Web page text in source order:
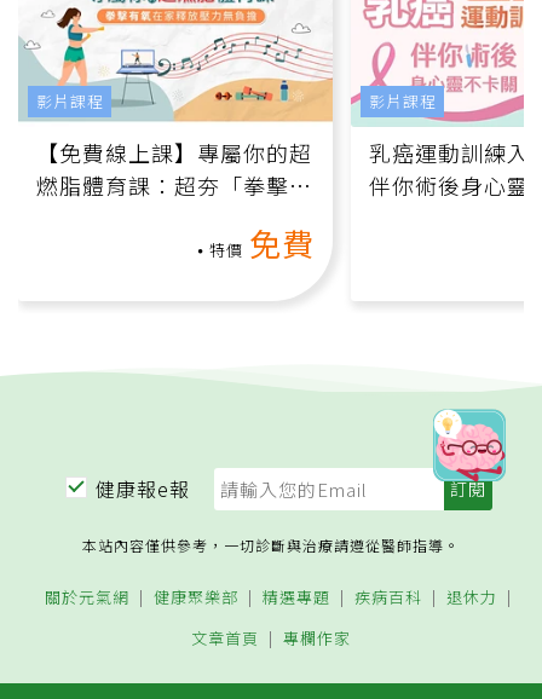
【免費線上課】專屬你的超
燃脂體育課：超夯「拳擊有
特價 免費
影片課程
乳癌運動訓練入
伴你術後身心靈
影片課程
健康報e報
本站內容僅供參考，一切診斷與治療請遵從醫師指導。
關於元氣網 健康聚樂部 精選專題 疾病百科
退休力
文章首頁
專欄作家